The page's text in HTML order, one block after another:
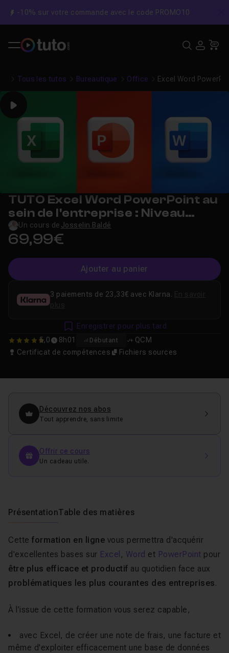
-10% sur votre commande avec le code PROMO10
Tous les tutos Bureautique Office Excel Word
Play
TUTO Excel Word PowerPoint au
sein de l'entreprise : Niveau
initiation
Un cours de Josselin Baldé
69,99€
Ajouter au panier
5 5,0 8h01 Débutant
QCM
Certificat de compétences
Fichiers sources
3 paiements de 23,33€ avec Klarna.
Enregistrer pour plus tard
Découvrez nos abos
Tout apprendre, sans limite
Offrir ce cours
Un cadeau utile.
PrésentationTable des matières
Cette formation en ligne vous permettra d'acquérir
d'excellentes bases sur Excel , Word et PowerPoint pour
être plus efficace et productif au quotidien face aux
problématiques les plus courantes des entreprises.
À l’issue de cette formation vous serez capable,
avec Excel, de créer une note de frais, une facture et
même d'exploiter efficacement une base de données